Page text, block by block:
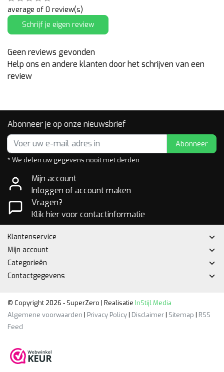
average of 0 review(s)
Schrijf je eigen review
Geen reviews gevonden
Help ons en andere klanten door het schrijven van een
review
Abonneer je op onze nieuwsbrief
Abonneer
* We delen uw gegevens nooit met derden
Mijn account
Inloggen of account maken
Vragen?
Klik hier voor contactinformatie
Klantenservice
Mijn account
Categorieën
Contactgegevens
© Copyright 2026 - SuperZero | Realisatie InStijl Media
Algemene voorwaarden | Privacy Policy| Disclaimer| Sitemap | RSS
Feed